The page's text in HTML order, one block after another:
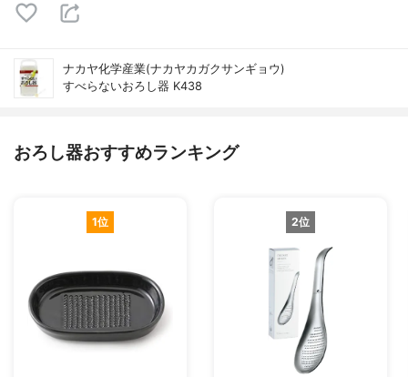
ナカヤ化学産業(ナカヤカガクサンギョウ)
すべらないおろし器 K438
おろし器おすすめランキング
1位 2位